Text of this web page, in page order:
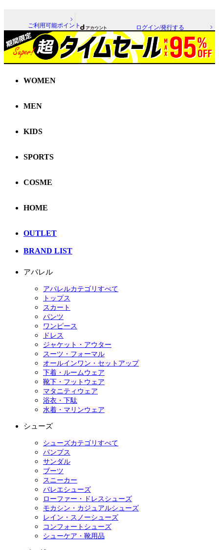
ご利用可能ポイント ログイン/発行する
WOMEN
MEN
KIDS
SPORTS
COSME
HOME
OUTLET
BRAND LIST
アパレル
アパレルカテゴリすべて
トップス
スカート
パンツ
ワンピース
ドレス
ジャケット・アウター
スーツ・フォーマル
オールインワン・セットアップ
下着・ルームウェア
靴下・フットウェア
マタニティウェア
浴衣・下駄
水着・マリンウェア
シューズ
シューズカテゴリすべて
パンプス
サンダル
ブーツ
スニーカー
バレエシューズ
ローファー・ドレスシューズ
モカシン・カジュアルシューズ
レイン・スノーシューズ
コンフォートシューズ
シューケア・靴用品